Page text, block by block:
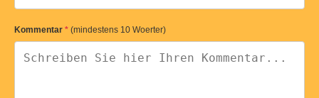
Kommentar * (mindestens 10 Woerter)